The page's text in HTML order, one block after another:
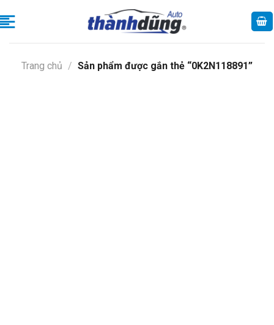
to
Trang chủ / Sản phẩm được gắn thẻ “0K2N118891”